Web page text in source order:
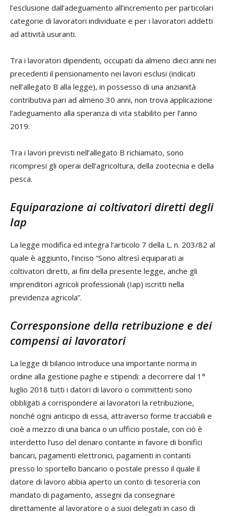
l’esclusione dall’adeguamento all’incremento per particolari
categorie di lavoratori individuate e per i lavoratori addetti
ad attività usuranti.
Tra i lavoratori dipendenti, occupati da almeno dieci anni nei
precedenti il pensionamento nei lavori esclusi (indicati
nell’allegato B alla legge), in possesso di una anzianità
contributiva pari ad almeno 30 anni, non trova applicazione
l’adeguamento alla speranza di vita stabilito per l’anno
2019.
Tra i lavori previsti nell’allegato B richiamato, sono
ricompresi gli operai dell’agricoltura, della zootecnia e della
pesca.
Equiparazione ai coltivatori diretti degli
Iap
La legge modifica ed integra l’articolo 7 della L. n. 203/82 al
quale è aggiunto, l’inciso “Sono altresì equiparati ai
coltivatori diretti, ai fini della presente legge, anche gli
imprenditori agricoli professionali (Iap) iscritti nella
previdenza agricola”.
Corresponsione della retribuzione e dei
compensi ai lavoratori
La legge di bilancio introduce una importante norma in
ordine alla gestione paghe e stipendi: a decorrere dal 1°
luglio 2018 tutti i datori di lavoro o committenti sono
obbligati a corrispondere ai lavoratori la retribuzione,
nonché ogni anticipo di essa, attraverso forme tracciabili e
cioè a mezzo di una banca o un ufficio postale, con ciò è
interdetto l’uso del denaro contante in favore di bonifici
bancari, pagamenti elettronici, pagamenti in contanti
presso lo sportello bancario o postale presso il quale il
datore di lavoro abbia aperto un conto di tesoreria con
mandato di pagamento, assegni da consegnare
direttamente al lavoratore o a suoi delegati in caso di